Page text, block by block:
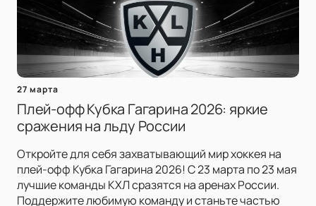
27 марта
Плей-офф Кубка Гагарина 2026: яркие
сражения на льду России
Откройте для себя захватывающий мир хоккея на
плей-офф Кубка Гагарина 2026! С 23 марта по 23 мая
лучшие команды КХЛ сразятся на аренах России.
Поддержите любимую команду и станьте частью